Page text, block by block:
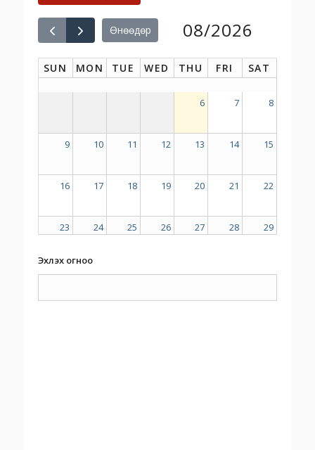
Өнөөдөр 08/2026
SUN MON TUE WED THU FRI SAT
6 7 8
9 10 11 12 13 14 15
16 17 18 19 20 21 22
23 24 25 26 27 28 29
Эхлэх огноо